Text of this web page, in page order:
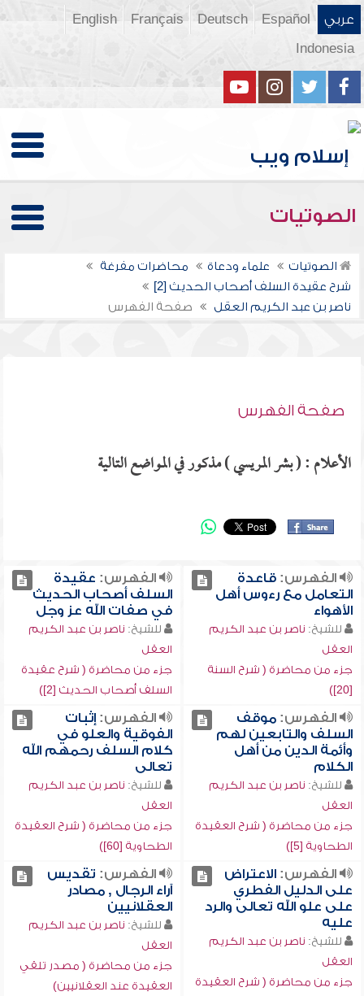
عربي Español
Deutsch
Français
English
Indonesia
الصوتيات
الصوتيات علماء ودعاة
محاضرات مفرغة
شرح عقيدة السلف أصحاب الحديث [2]
ناصر بن عبد الكريم العقل
صفحة الفهرس
صفحة الفهرس
الأعلام : ( بشر المريسي ) مذكور في المواضع التالية
الفهرس:قاعدة
التعامل مع رءوس أهل
الأهواء
للشيخ: ناصر بن عبد الكريم
العقل
جزء من محاضرة ( شرح السنة
[20])
الفهرس: عقيدة
السلف أصحاب الحديث
في صفات الله عز وجل
للشيخ: ناصر بن عبد الكريم
العقل
جزء من محاضرة ( شرح عقيدة
السلف أصحاب الحديث [2])
الفهرس:موقف
السلف والتابعين لهم
وأئمة الدين من أهل
الكلام
للشيخ: ناصر بن عبد الكريم
العقل
جزء من محاضرة ( شرح العقيدة
الطحاوية [5])
الفهرس:إثبات
الفوقية والعلو في
كلام السلف رحمهم الله
تعالى
للشيخ: ناصر بن عبد الكريم
العقل
جزء من محاضرة ( شرح العقيدة
الطحاوية [60])
الفهرس:الاعتراض
على الدليل الفطري
على علو الله تعالى والرد
عليه
للشيخ: ناصر بن عبد الكريم
العقل
جزء من محاضرة ( شرح العقيدة
الفهرس: تقديس
آراء الرجال , مصادر
العقلانيين
للشيخ: ناصر بن عبد الكريم
العقل
جزء من محاضرة ( مصدر تلقي
العقيدة عند العقلانيين)